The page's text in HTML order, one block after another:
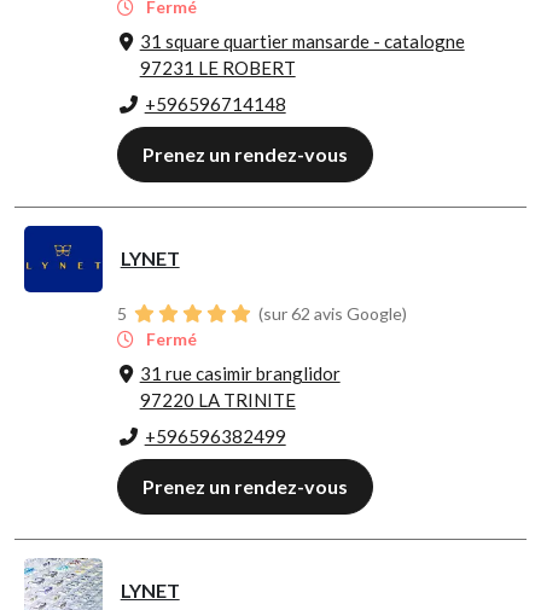
Fermé
31 square quartier mansarde - catalogne
97231 LE ROBERT
+596596714148
Prenez un rendez-vous
LYNET
5
(sur 62 avis Google)
Fermé
31 rue casimir branglidor
97220 LA TRINITE
+596596382499
Prenez un rendez-vous
LYNET